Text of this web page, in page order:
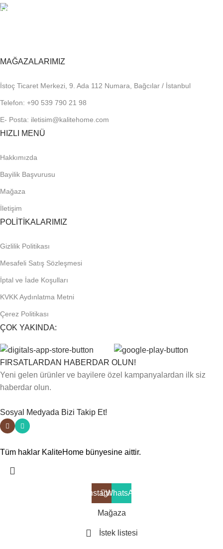
MAĞAZALARIMIZ
İstoç Ticaret Merkezi, 9. Ada 112 Numara, Bağcılar / İstanbul
Telefon: +90 539 790 21 98
E- Posta: iletisim@kalitehome.com
HIZLI MENÜ
Hakkımızda
Bayilik Başvurusu
Mağaza
İletişim
POLİTİKALARIMIZ
Gizlilik Politikası
Mesafeli Satış Sözleşmesi
İptal ve İade Koşulları
KVKK Aydınlatma Metni
Çerez Politikası
ÇOK YAKINDA:
FIRSATLARDAN HABERDAR OLUN!
Yeni gelen ürünler ve bayilere özel kampanyalardan ilk siz
haberdar olun.
Sosyal Medyada Bizi Takip Et!
Tüm haklar KaliteHome bünyesine aittir.
InstagramWhatsApp
Mağaza
İstek listesi